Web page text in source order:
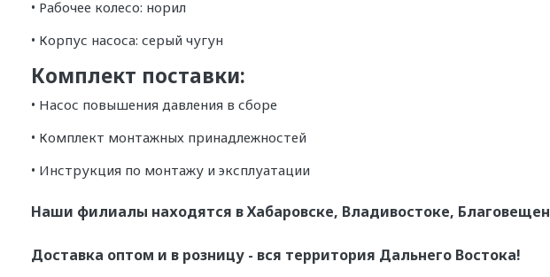
• Рабочее колесо: норил
• Корпус насоса: серый чугун
Комплект поставки:
• Насос повышения давления в сборе
• Комплект монтажных принадлежностей
• Инструкция по монтажу и эксплуатации
Наши филиалы находятся в Хабаровске, Владивостоке,
Доставка оптом и в розницу - вся территория Дальнего Востока!